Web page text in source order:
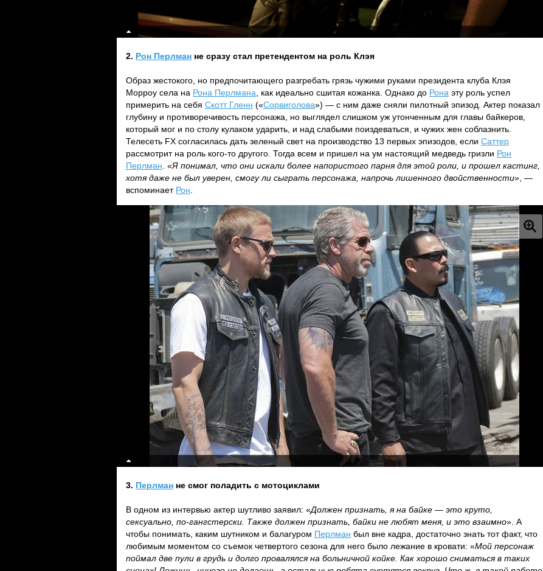
2. Рон Перлман не сразу стал претендентом на роль Клэя
Образ жестокого, но предпочитающего разгребать грязь чужими руками президента клуба Клэя
Морроу села на Рона Перлмана , как идеально сшитая кожанка. Однако до Рона эту роль успел
примерить на себя Скотт Гленн («Сорвиголова») — с ним даже сняли пилотный эпизод. Актер показал
глубину и противоречивость персонажа, но выглядел слишком уж утонченным для главы байкеров,
который мог и по столу кулаком ударить, и над слабыми поиздеваться, и чужих жен соблазнить.
Телесеть FX согласилась дать зеленый свет на производство 13 первых эпизодов, если Саттер
рассмотрит на роль кого-то другого. Тогда всем и пришел на ум настоящий медведь гризли Рон
Перлман . «Я понимал, что они искали более напористого парня для этой роли, и прошел кастинг,
хотя даже не был уверен, смогу ли сыграть персонажа, напрочь лишенного двойственности», —
вспоминает Рон
3. Перлман не смог поладить с мотоциклами
В одном из интервью актер шутливо заявил: «Должен признать, я на байке — это круто,
сексуально, по-гангстерски. Также должен признать, байки не любят меня, и это взаимно». А
чтобы понимать, каким шутником и балагуром Перлман был вне кадра, достаточно знать тот факт, что
любимым моментом со съемок четвертого сезона для него было лежание в кровати: «Мой персонаж
поймал две пули в грудь и долго провалялся на больничной койке. Как хорошо сниматься в таких